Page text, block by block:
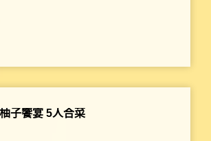
柚子饗宴 5人合菜